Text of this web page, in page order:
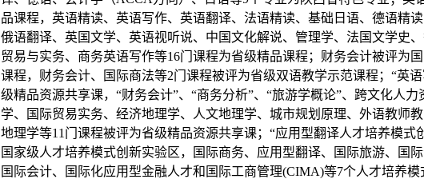
品课程，英语精读、英语写作、英语翻译、法语精读、基础日语、德语精读
俄语翻译、英国文学、英语视听说、中国文化解说、管理学、法国文学史
贸易与实务、商务英语写作等16门课程为省级精品课程；财务会计被评为
课程，财务会计、国际商法等2门课程被评为省级双语教学示范课程；“英
级精品资源共享课，“财务会计”、“商务分析”、“旅游学概论”、跨文化人力
学、国际贸易实务、经济地理学、人文地理学、城市规划原理、外语教师
地理学等11门课程被评为省级精品资源共享课；“应用型翻译人才培养模式
国家级人才培养模式创新实验区，国际商务、应用型翻译、国际旅游、国际
国际会计、国际化应用型金融人才和国际工商管理(CIMA)等7个人才培养